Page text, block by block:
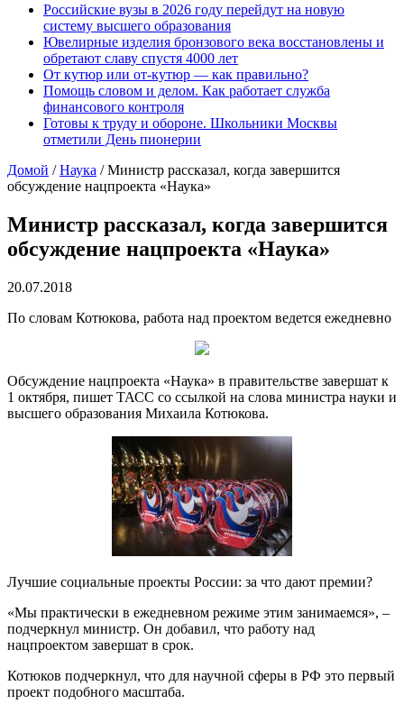
Российские вузы в 2026 году перейдут на новую
систему высшего образования
Ювелирные изделия бронзового века восстановлены и
обретают славу спустя 4000 лет
От кутюр или от-кутюр — как правильно?
Помощь словом и делом. Как работает служба
финансового контроля
Готовы к труду и обороне. Школьники Москвы
отметили День пионерии
Домой / Наука / Министр рассказал, когда завершится
обсуждение нацпроекта «Наука»
Министр рассказал, когда завершится
обсуждение нацпроекта «Наука»
20.07.2018
По словам Котюкова, работа над проектом ведется ежедневно
Обсуждение нацпроекта «Наука» в правительстве завершат к
1 октября, пишет ТАСС со ссылкой на слова министра науки и
высшего образования Михаила Котюкова.
Лучшие социальные проекты России: за что дают премии?
«Мы практически в ежедневном режиме этим занимаемся», –
подчеркнул министр. Он добавил, что работу над
нацпроектом завершат в срок.
Котюков подчеркнул, что для научной сферы в РФ это первый
проект подобного масштаба.